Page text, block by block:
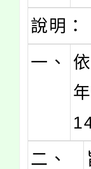
說明：
一、
二、